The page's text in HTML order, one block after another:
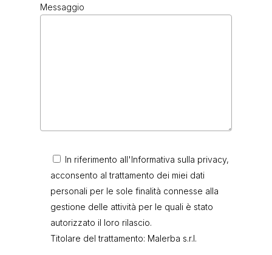
Messaggio
In riferimento all'Informativa sulla privacy,
acconsento al trattamento dei miei dati
personali per le sole finalità connesse alla
gestione delle attività per le quali è stato
autorizzato il loro rilascio.
Titolare del trattamento: Malerba s.r.l.